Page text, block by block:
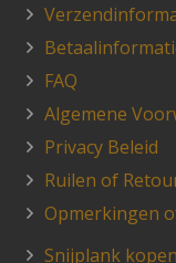
FAQ
Algemene
Privacy Beleid
Ruilen of
Opmerkingen
Snijplank